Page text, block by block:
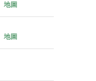
地圖
地圖